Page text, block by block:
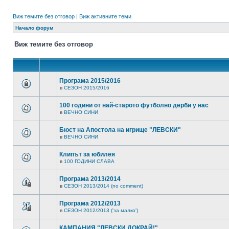
Виж темите без отговор | Виж активните теми
Начало форум
Виж темите без отговор
Програма 2015/2016
в СЕЗОН 2015/2016
100 години от най-старото футболно дерби у нас
в ВЕЧНО СИНИ
Бюст на Апостола на игрище "ЛЕВСКИ"
в ВЕЧНО СИНИ
Клипът за юбилея
в 100 ГОДИНИ СЛАВА
Програма 2013/2014
в СЕЗОН 2013/2014 (no comment)
Програма 2012/2013
в СЕЗОН 2012/2013 ('за малко')